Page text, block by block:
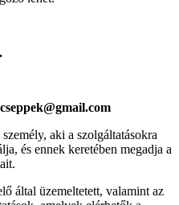
személy, aki a szolgáltatásokra
és ennek keretében megadja a
által üzemeltetett, valamint az